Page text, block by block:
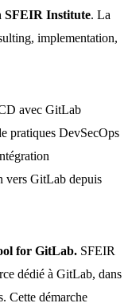
SFEIR Institute. La
implementation,
avec GitLab
pratiques DevSecOps
vers GitLab depuis
for GitLab. SFEIR
dédié à GitLab, dans
Cette démarche